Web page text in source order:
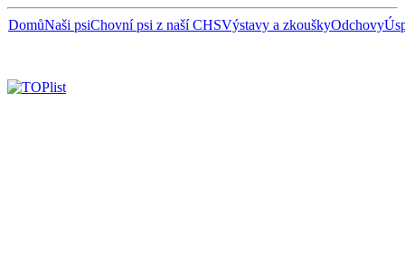
DomůNaši psiChovní psi z naší CHSVýstavy a zkouškyOdchovy